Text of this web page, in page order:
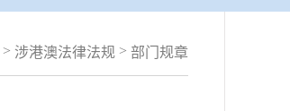
> 涉港澳法律法规 > 部门规章